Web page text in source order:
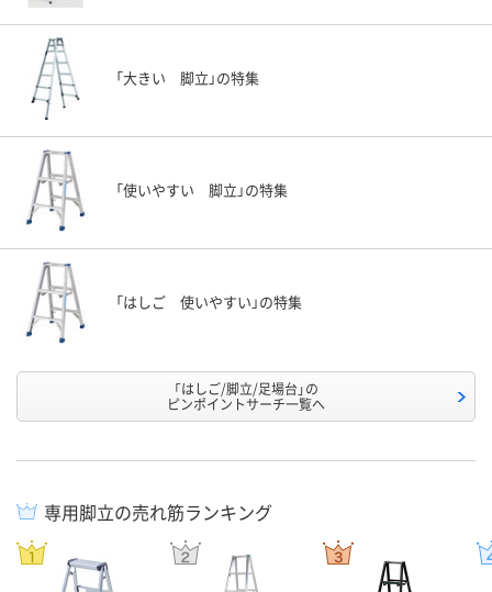
「大きい 脚立」の特集
「使いやすい 脚立」の特集
「はしご 使いやすい」の特集
「はしご/脚立/足場台」の
ピンポイントサーチ一覧へ
専用脚立の売れ筋ランキング